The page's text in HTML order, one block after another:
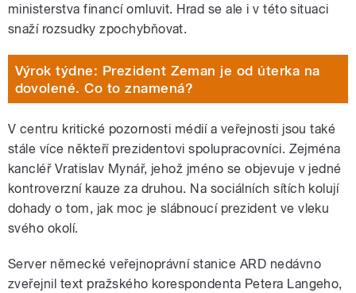
ministerstva financí omluvit. Hrad se ale i v této situaci
snaží rozsudky zpochybňovat.
Výrok týdne: Prezident Zeman je od úterka na
dovolené. Co to znamená?
V centru kritické pozornosti médií a veřejnosti jsou také
stále více někteří prezidentovi spolupracovníci. Zejména
kancléř Vratislav Mynář, jehož jméno se objevuje v jedné
kontroverzní kauze za druhou. Na sociálních sítích kolují
dohady o tom, jak moc je slábnoucí prezident ve vleku
svého okolí.
Server německé veřejnoprávní stanice ARD nedávno
zveřejnil text pražského korespondenta Petera Langeho,